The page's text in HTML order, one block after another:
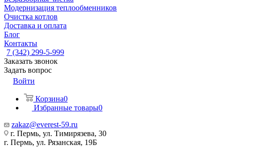
Модернизация теплообменников
Очистка котлов
Доставка и оплата
Блог
Контакты
7 (342) 299-5-999
Заказать звонок
Задать вопрос
Войти
Корзина0
Избранные товары0
zakaz@everest-59.ru
г. Пермь, ул. Тимирязева, 30
г. Пермь, ул. Рязанская, 19Б